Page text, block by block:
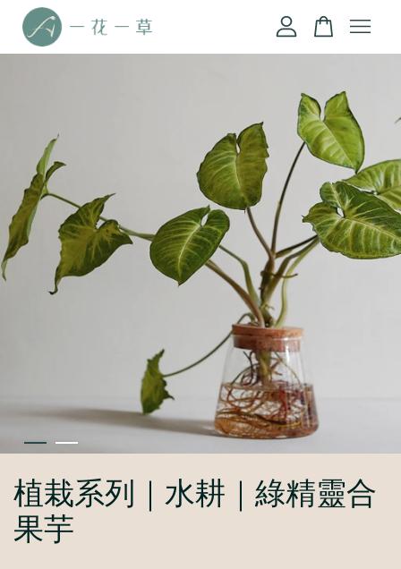
植栽系列｜水耕｜綠精靈合
果芋
您的購物車目前還是空的。
繼續購物